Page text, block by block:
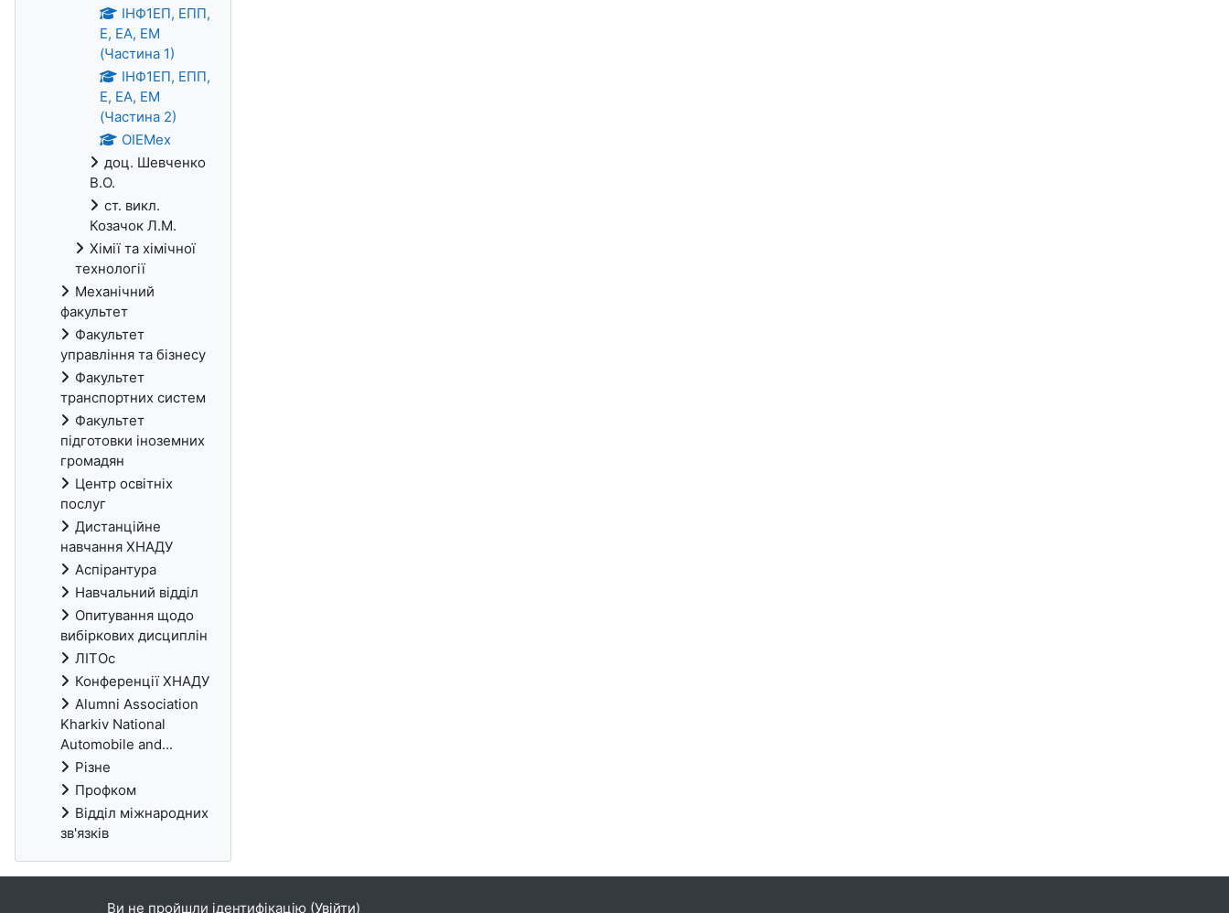
ІНФ1ЕП, ЕПП,
Е, ЕА, ЕМ
(Частина 1)
ІНФ1ЕП, ЕПП,
Е, ЕА, ЕМ
(Частина 2)
ОІЕМех
доц. Шевченко
В.О.
ст. викл.
Козачок Л.М.
Хімії та хімічної
технології
Механічний
факультет
Факультет
управління та бізнесу
Факультет
транспортних систем
Факультет
підготовки іноземних
громадян
Центр освітніх
послуг
Дистанційне
навчання ХНАДУ
Аспірантура
Навчальний відділ
Опитування щодо
вибіркових дисциплін
ЛІТОс
Конференції ХНАДУ
Alumni Association
Kharkiv National
Automobile and...
Різне
Профком
Відділ міжнародних
зв'язків
Ви не пройшли ідентифікацію (Увійти)